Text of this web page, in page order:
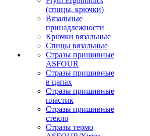
(спицы, крючки)
Вязальные
принадлежности
Крючки вязальные
Спицы вязальные
Стразы пришивные
ASFOUR
Стразы пришивные
в цапах
Стразы пришивные
пластик
Стразы пришивные
стекло
Стразы термо